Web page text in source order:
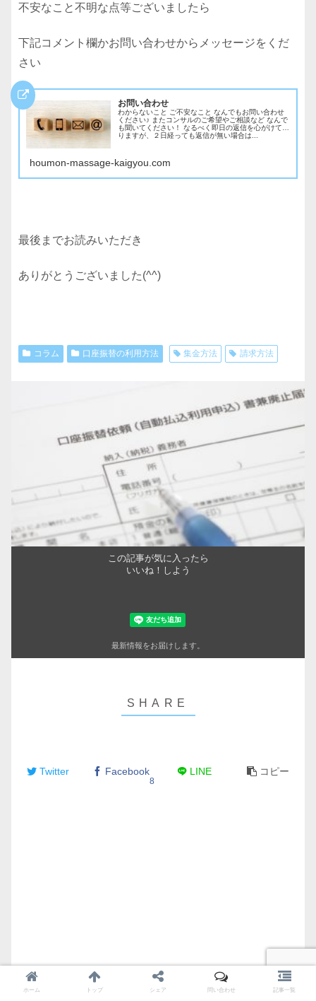
不安なこと不明な点等ございましたら
下記コメント欄かお問い合わせからメッセージをくだ
さい
お問い合わせ
わからないこと ご不安なこと なんでもお問い合わせ
ください♪ またコンサルのご希望やご相談など なんで
も聞いてください！ なるべく即日の返信を心がけてお
りますが、２日経っても返信が無い場合は...
houmon-massage-kaigyou.com
最後までお読みいただき
ありがとうございました(^^)
コラム 口座振替の利用方法 集金方法 請求方法
この記事が気に入ったら
いいね！しよう
最新情報をお届けします。
Twitter Facebook
8
LINE コピー
ホーム トップ シェア 問い合わせ 記事一覧